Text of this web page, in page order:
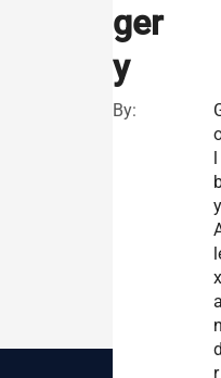
ger
y
By:
l
x
r